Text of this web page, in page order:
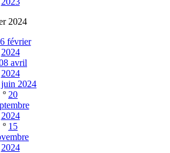
2024
février
2024
avril
2024
juin 2024
º 20
2024
º 15
2024